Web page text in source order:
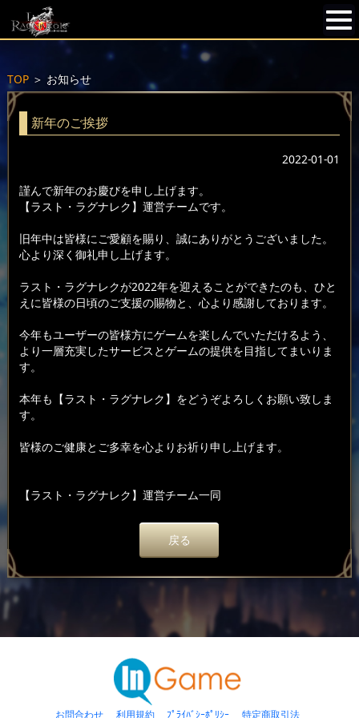
TOP＞ お知らせ
新年のご挨拶
2022-01-01
謹んで新年のお慶びを申し上げます。
【ラスト・ラグナレク】運営チームです。
旧年中は皆様にご愛顧を賜り、誠にありがとうございました。
心より深く御礼申し上げます。
ラスト・ラグナレクが2022年を迎えることができたのも、ひと
えに皆様の日頃のご支援の賜物と、心より感謝しております。
今年もユーザーの皆様方にゲームを楽しんでいただけるよう、
より一層充実したサービスとゲームの提供を目指してまいりま
す。
本年も【ラスト・ラグナレク】をどうぞよろしくお願い致しま
す。
皆様のご健康とご多幸を心よりお祈り申し上げます。
【ラスト・ラグナレク】運営チーム一同
戻る
お問合わせ 利用規約 ﾌﾟﾗｲﾊﾞｼｰﾎﾟﾘｼｰ 特定商取引法